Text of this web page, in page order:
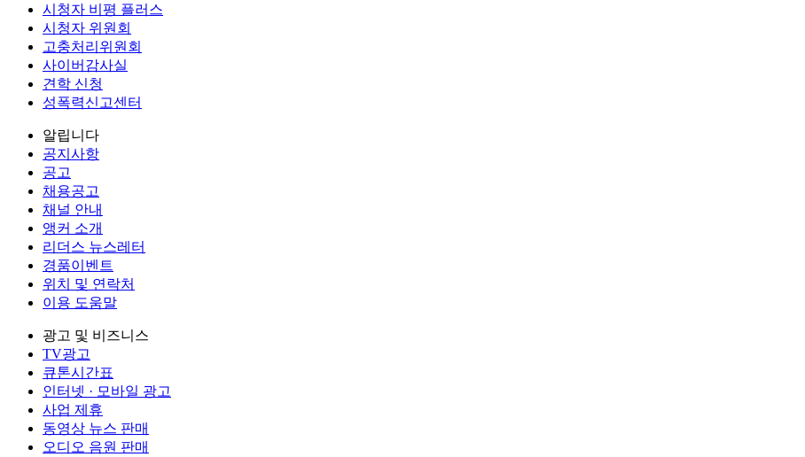
시청자 비평 플러스
시청자 위원회
고충처리위원회
사이버감사실
견학 신청
성폭력신고센터
알립니다
공지사항
공고
채용공고
채널 안내
앵커 소개
리더스 뉴스레터
경품이벤트
위치 및 연락처
이용 도움말
광고 및 비즈니스
TV광고
큐톤시간표
인터넷 · 모바일 광고
사업 제휴
동영상 뉴스 판매
오디오 음원 판매